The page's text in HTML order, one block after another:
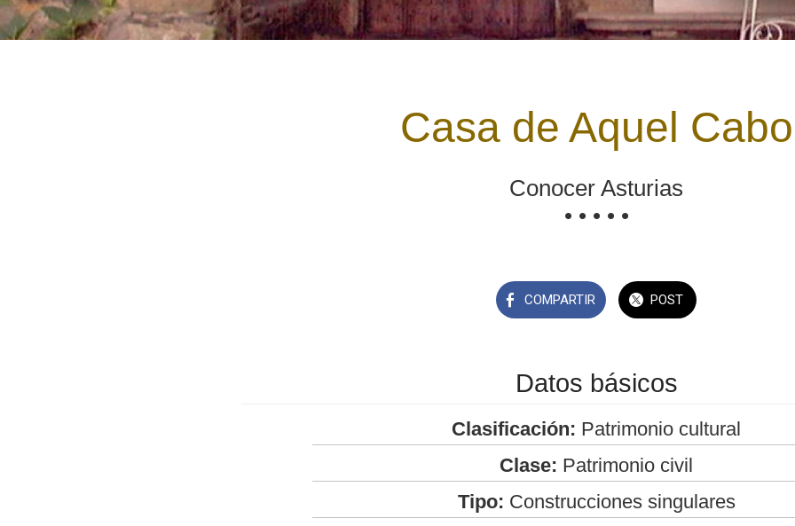
Casa de Aquel Cabo
Conocer Asturias
• • • • •
COMPARTIR POST
Datos básicos
Clasificación: Patrimonio cultural
Clase: Patrimonio civil
Tipo: Construcciones singulares